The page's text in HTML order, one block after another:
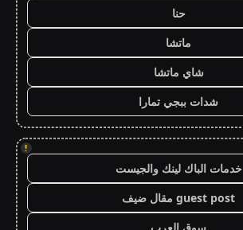
حنا
ماتشا
شاي ماتشا
شدات ببجي تمارا
!
خدمات الباك لينك والجيست
guest post مقال ضيف
سوق العرب